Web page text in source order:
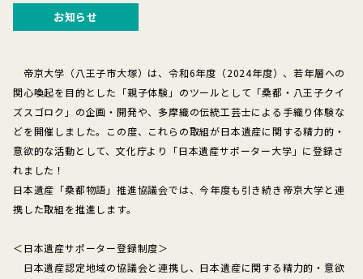
お知らせ
帝京大学（八王子市大塚）は、令和6年度（2024年度）、若年層への
関心喚起を目的とした「親子体験」のツールとして「桑都・八王子クイ
ズスゴロク」の企画・開発や、多摩織の伝統工芸士による手織り体験な
どを開催しました。この度、これらの取組が日本遺産に関する精力的・
意欲的な活動として、文化庁より「日本遺産サポーター大学」に登録さ
れました！
日本遺産「桑都物語」推進協議会では、今年度も引き続き帝京大学と連
携した取組を推進します。
＜日本遺産サポーター登録制度＞
日本遺産認定地域の協議会と連携し、日本遺産に関する精力的・意欲